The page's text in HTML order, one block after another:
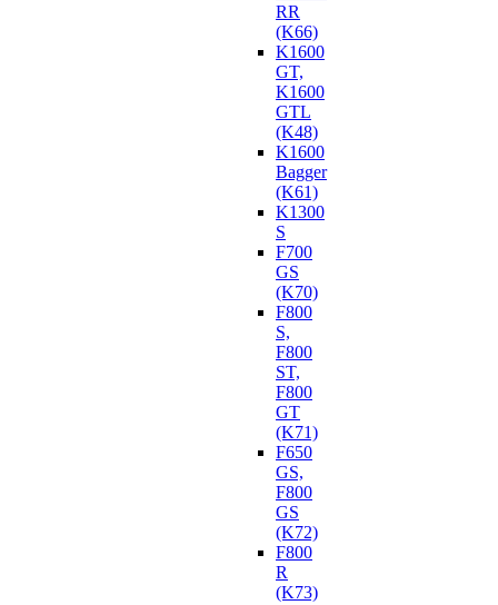
RR
(K66)
K1600
GT,
K1600
GTL
(K48)
K1600
Bagger
(K61)
K1300
S
F700
GS
(K70)
F800
S,
F800
ST,
F800
GT
(K71)
F650
GS,
F800
GS
(K72)
F800
R
(K73)